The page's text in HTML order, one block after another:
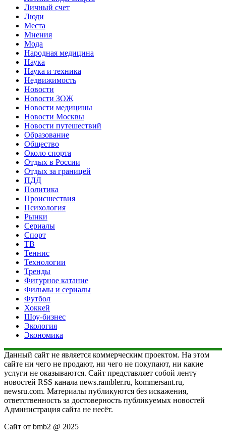
Личный счет
Люди
Места
Мнения
Мода
Народная медицина
Наука
Наука и техника
Недвижимость
Новости
Новости ЗОЖ
Новости медицины
Новости Москвы
Новости путешествий
Образование
Общество
Около спорта
Отдых в России
Отдых за границей
ПДД
Политика
Происшествия
Психология
Рынки
Сериалы
Спорт
ТВ
Теннис
Технологии
Тренды
Фигурное катание
Фильмы и сериалы
Футбол
Хоккей
Шоу-бизнес
Экология
Экономика
Данный сайт не является коммерческим проектом. На этом
сайте ни чего не продают, ни чего не покупают, ни какие
услуги не оказываются. Сайт представляет собой ленту
новостей RSS канала news.rambler.ru, kommersant.ru,
newsru.com. Материалы публикуются без искажения,
ответственность за достоверность публикуемых новостей
Администрация сайта не несёт.
Сайт от bmb2 @ 2025